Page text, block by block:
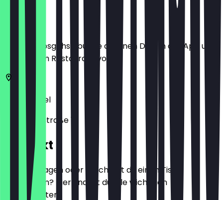
Bevor du losgehst, buche dir einen Deal in der App und
zeige ihn im Restaurant vor.
Kassel
Friedrichsstraße 16
Kontakt
Hast du Fragen oder möchtest du einen Tisch
reservieren? Hier findest du alle wichtigen
Kontaktdaten.